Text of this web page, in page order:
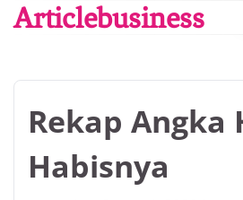
Skip
toArticlebusiness
Rekap Angka
Habisnya